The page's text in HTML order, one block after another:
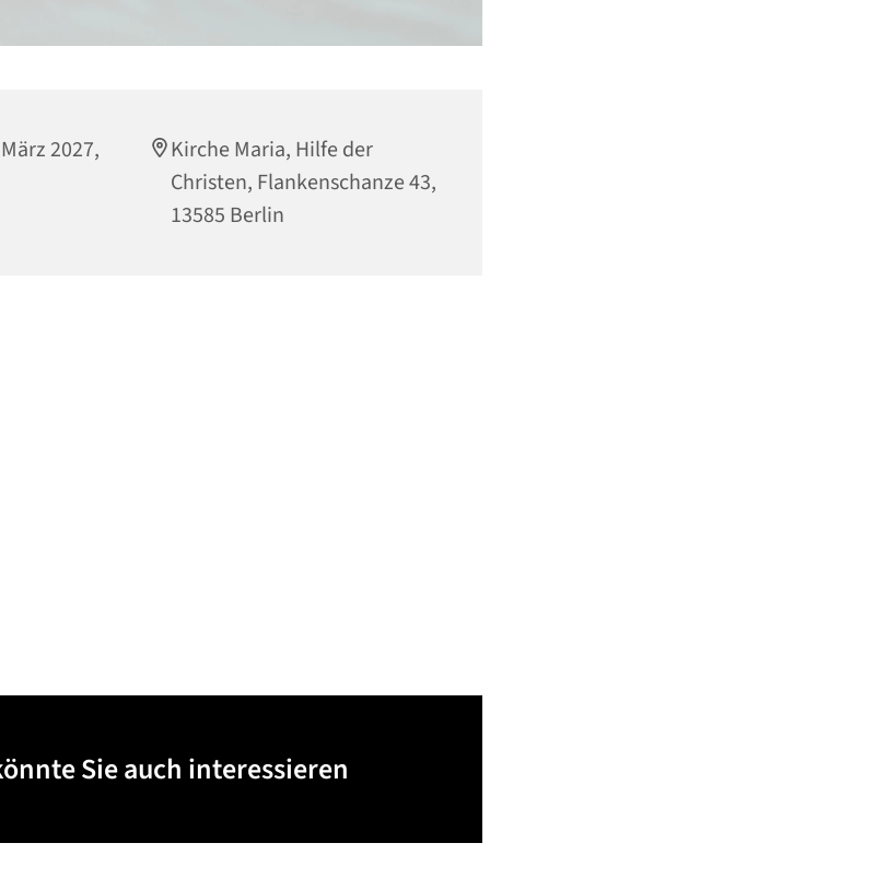
2027,
Kirche Maria, Hilfe der
Christen, Flankenschanze 43,
13585 Berlin
Sie auch interessieren